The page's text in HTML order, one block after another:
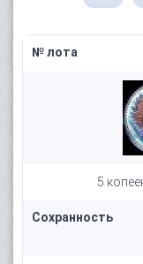
№ лота
5
Сохранность